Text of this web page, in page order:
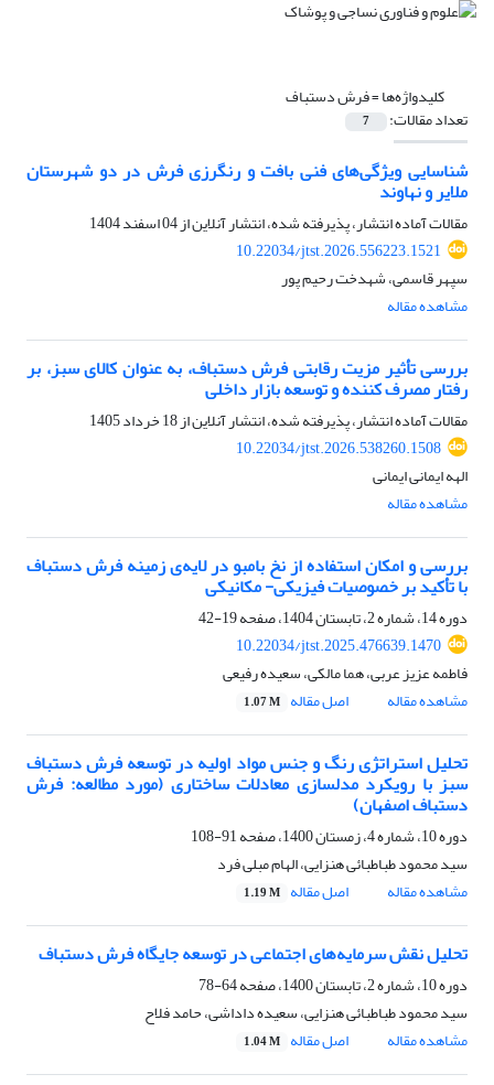
کلیدواژه‌ها =فرش دستباف
تعداد مقالات: 7
شناسایی ویژگی‌های فنی بافت و رنگرزی فرش در دو شهرستان
ملایر و نهاوند
مقالات آماده انتشار، پذیرفته شده، انتشار آنلاین از04 اسفند 1404
10.22034/jtst.2026.556223.1521
سپهر قاسمی، شهدخت رحیم پور
مشاهده مقاله
بررسی تأثیر مزیت رقابتی فرش دستباف، به عنوان کالای سبز، بر
رفتار مصرف کننده و توسعه بازار داخلی
مقالات آماده انتشار، پذیرفته شده، انتشار آنلاین از18 خرداد 1405
10.22034/jtst.2026.538260.1508
الهه ایمانی ایمانی
مشاهده مقاله
بررسی و امکان استفاده از نخ بامبو در لایه‌ی زمینه فرش دستباف
با تأکید بر خصوصیات فیزیکی- مکانیکی
دوره 14، شماره 2، تابستان 1404، صفحه
19-42
10.22034/jtst.2025.476639.1470
فاطمه عزیز عربی، هما مالکی، سعیده رفیعی
مشاهده مقاله
اصل مقاله 1.07 M
تحلیل استراتژی رنگ و جنس مواد اولیه در توسعه فرش دستباف
سبز با رویکرد مدلسازی معادلات ساختاری (مورد مطالعه: فرش
دستباف اصفهان)
دوره 10، شماره 4، زمستان 1400، صفحه
91-108
سید محمود طباطبائی هنزایی، الهام مبلی فرد
مشاهده مقاله
اصل مقاله 1.19 M
تحلیل نقش سرمایه‌های اجتماعی در توسعه جایگاه فرش دستباف
دوره 10، شماره 2، تابستان 1400، صفحه
64-78
سید محمود طباطبائی هنزایی، سعیده داداشی، حامد فلاح
مشاهده مقاله
اصل مقاله 1.04 M